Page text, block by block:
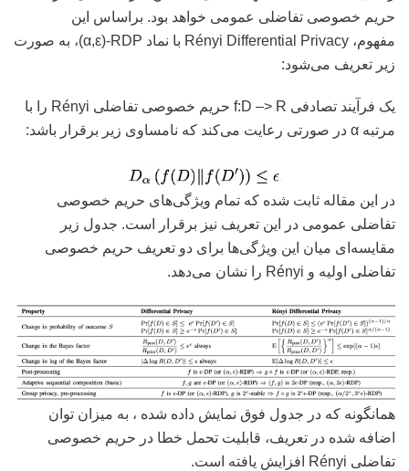
حریم خصوصی تفاضلی عمومی خواهد بود. براساس این
مفهوم، Rényi Differential Privacy با نماد α,ε)-RDP)، به صورت
زیر تعریف می‌شود:
یک فرآیند تصادفی f:D –> R حریم خصوصی تفاضلی Rényi را با
مرتبه α در صورتی رعایت می‌کند که نامساوی زیر برقرار باشد:
در این مقاله ثابت شده که تمام ویژگی‌های حریم خصوصی
تفاضلی عمومی در این تعریف نیز برقرار است. جدول زیر
مقایسه‌ای میان این ویژگی‌ها برای دو تعریف حریم خصوصی
تفاضلی اولیه و Rényi را نشان می‌دهد.
همانگونه که در جدول فوق نمایش داده شده ، به میزان توان
اضافه شده در تعریف، قابلیت تحمل خطا در حریم خصوصی
تفاضلی Rényi افزایش یافته است.